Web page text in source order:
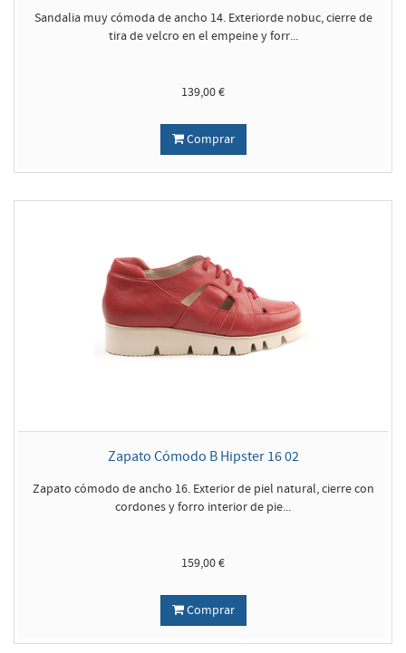
Sandalia muy cómoda de ancho 14. Exteriorde nobuc, cierre de
tira de velcro en el empeine y forr...
139,00 €
Comprar
Zapato Cómodo B Hipster 16 02
Zapato cómodo de ancho 16. Exterior de piel natural, cierre con
cordones y forro interior de pie...
159,00 €
Comprar